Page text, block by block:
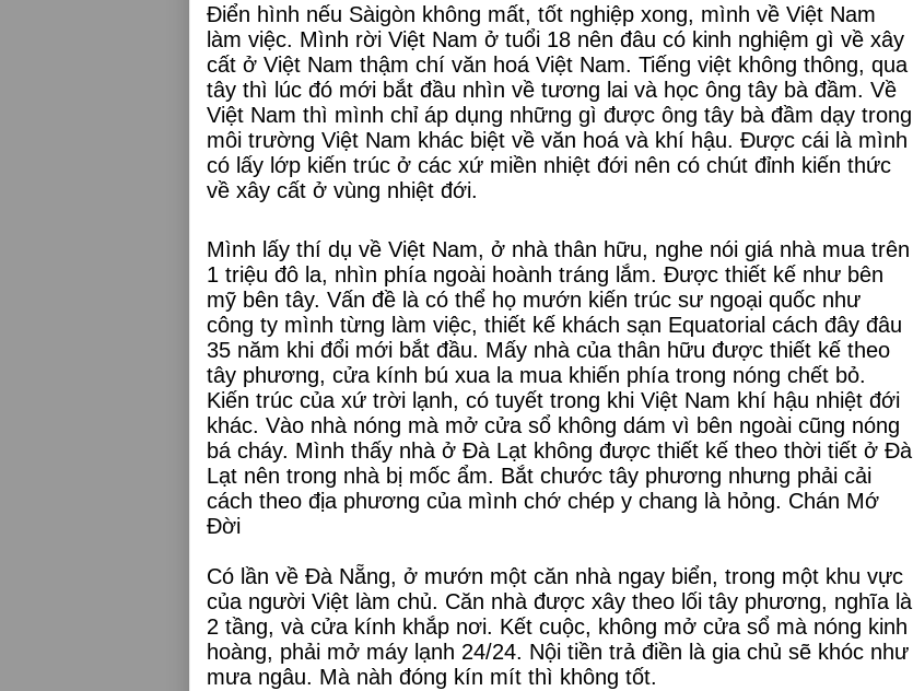
Điển hình nếu Sàigòn không mất, tốt nghiệp xong, mình về Việt Nam
làm việc. Mình rời Việt Nam ở tuổi 18 nên đâu có kinh nghiệm gì về xây
cất ở Việt Nam thậm chí văn hoá Việt Nam. Tiếng việt không thông, qua
tây thì lúc đó mới bắt đầu nhìn về tương lai và học ông tây bà đầm. Về
Việt Nam thì mình chỉ áp dụng những gì được ông tây bà đầm dạy trong
môi trường Việt Nam khác biệt về văn hoá và khí hậu. Được cái là mình
có lấy lớp kiến trúc ở các xứ miền nhiệt đới nên có chút đỉnh kiến thức
về xây cất ở vùng nhiệt đới.
Mình lấy thí dụ về Việt Nam, ở nhà thân hữu, nghe nói giá nhà mua trên
1 triệu đô la, nhìn phía ngoài hoành tráng lắm. Được thiết kế như bên
mỹ bên tây. Vấn đề là có thể họ mướn kiến trúc sư ngoại quốc như
công ty mình từng làm việc, thiết kế khách sạn Equatorial cách đây đâu
35 năm khi đổi mới bắt đầu. Mấy nhà của thân hữu được thiết kế theo
tây phương, cửa kính bú xua la mua khiến phía trong nóng chết bỏ.
Kiến trúc của xứ trời lạnh, có tuyết trong khi Việt Nam khí hậu nhiệt đới
khác. Vào nhà nóng mà mở cửa sổ không dám vì bên ngoài cũng nóng
bá cháy. Mình thấy nhà ở Đà Lạt không được thiết kế theo thời tiết ở Đà
Lạt nên trong nhà bị mốc ẩm. Bắt chước tây phương nhưng phải cải
cách theo địa phương của mình chớ chép y chang là hỏng. Chán Mớ
Đời
Có lần về Đà Nẵng, ở mướn một căn nhà ngay biển, trong một khu vực
của người Việt làm chủ. Căn nhà được xây theo lối tây phương, nghĩa là
2 tầng, và cửa kính khắp nơi. Kết cuộc, không mở cửa sổ mà nóng kinh
hoàng, phải mở máy lạnh 24/24. Nội tiền trả điền là gia chủ sẽ khóc như
mưa ngâu. Mà nàh đóng kín mít thì không tốt.